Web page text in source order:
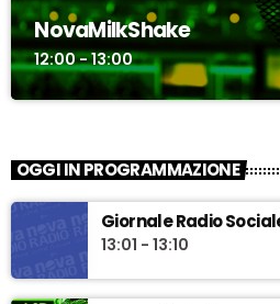
NovaMilkShake
12:00 - 13:00
OGGI IN PROGRAMMAZIONE
Giornale Radio
13:01 - 13:10